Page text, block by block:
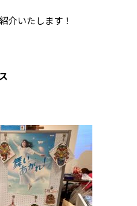
介いたします！